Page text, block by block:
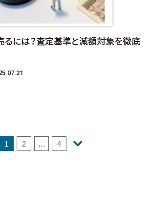
るには？査定基準と減額対象を徹底
1 2 … 4